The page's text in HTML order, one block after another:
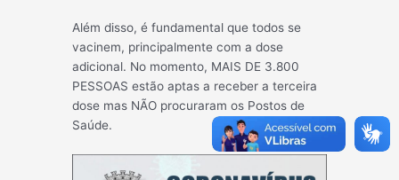
Além disso, é fundamental que todos se
vacinem, principalmente com a dose
adicional. No momento, MAIS DE 3.800
PESSOAS estão aptas a receber a terceira
dose mas NÃO procuraram os Postos de
Saúde.